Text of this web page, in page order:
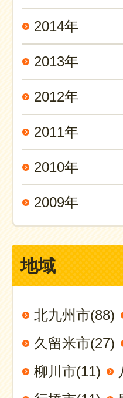
2014年
2013年
2012年
2011年
2010年
2009年
地域
北九州市(88)
久留米市(27)
柳川市(11)